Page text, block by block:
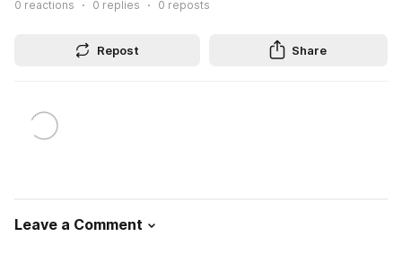
0 reactions 0 replies 0 reposts
Repost Share
Leave a Comment